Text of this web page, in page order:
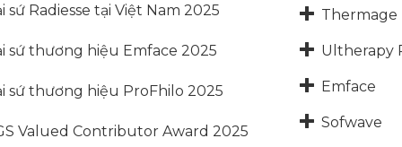
sứ Radiesse tại Việt Nam 2025
sứ thương hiệu Emface 2025
sứ thương hiệu ProFhilo 2025
Valued Contributor Award 2025
Thermage
Ultherapy
Emface
Sofwave